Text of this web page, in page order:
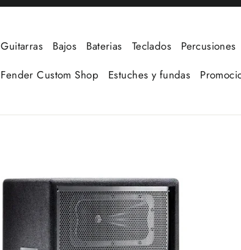
Guitarras Bajos Baterias Teclados Percusiones
Fender Custom Shop
Estuches y fundas